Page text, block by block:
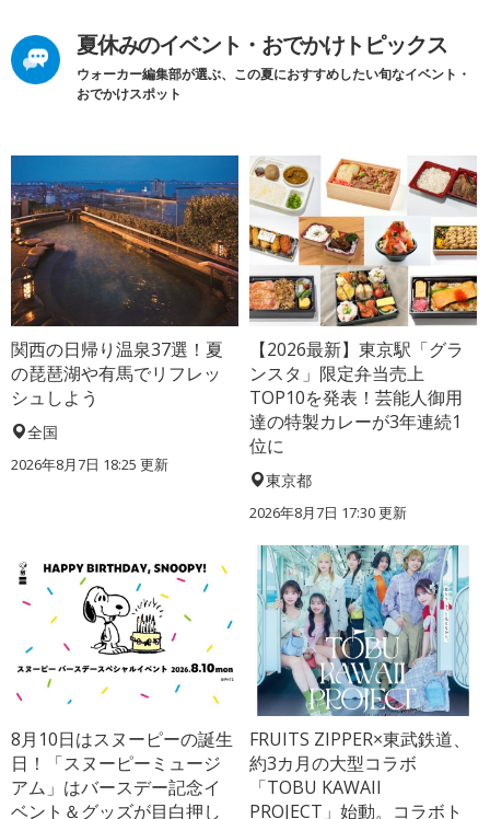
夏休みのイベント・おでかけトピックス
ウォーカー編集部が選ぶ、この夏におすすめしたい旬なイベント・
おでかけスポット
関西の日帰り温泉37選！夏
の琵琶湖や有馬でリフレッ
シュしよう
全国
2026年8月7日 18:25 更新
【2026最新】東京駅「グラ
ンスタ」限定弁当売上
TOP10を発表！芸能人御用
達の特製カレーが3年連続1
位に
東京都
2026年8月7日 17:30更新
8月10日はスヌーピーの誕生
日！「スヌーピーミュージ
アム」はバースデー記念イ
ベント＆グッズが目白押し
FRUITS ZIPPER×東武鉄道、
約3カ月の大型コラボ
「TOBU KAWAII
PROJECT」始動。コラボト